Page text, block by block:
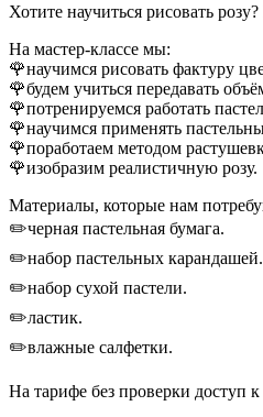
Хотите научиться рисовать
На мастер-классе мы:
🌹научимся рисовать фактуру
🌹будем учиться передавать
🌹потренируемся работать
🌹научимся применять
🌹поработаем методом
🌹изобразим реалистичную розу.
Материалы, которые нам
✏️черная пастельная бумага.
✏️набор пастельных карандашей.
✏️набор сухой пастели.
✏️ластик.
✏️влажные салфетки.
На тарифе без проверки доступ к